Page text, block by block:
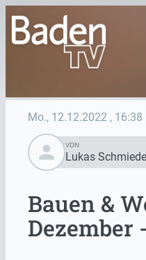
Mo., 12.12.2022 , 16:38
person
VON
Lukas
Bauen &
Dezember